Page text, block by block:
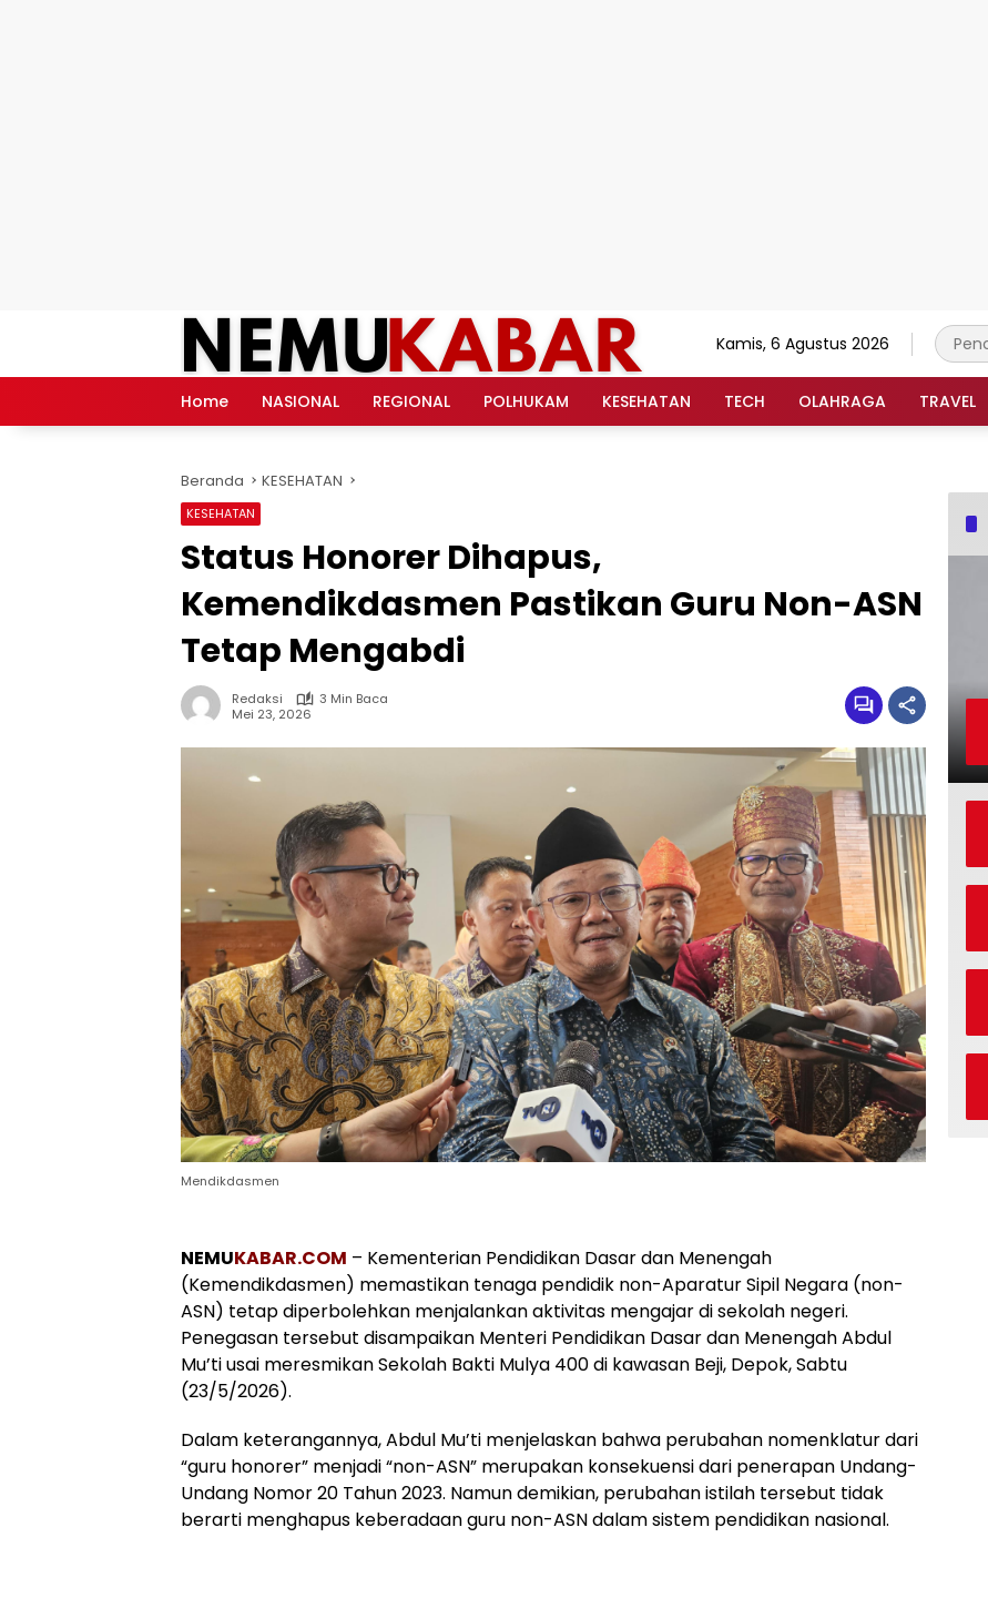
Kamis, 6 Agustus 2026
Home NASIONAL REGIONAL POLHUKAM KESEHATAN TECH OLAHRAGA TRAVEL
Beranda KESEHATAN
KESEHATAN
Status Honorer Dihapus,
Kemendikdasmen Pastikan Guru Non-ASN
Tetap Mengabdi
Redaksi
3 Min Baca
Mei 23, 2026
Mendikdasmen
NEMUKABAR.COM – Kementerian Pendidikan Dasar dan Menengah
(Kemendikdasmen) memastikan tenaga pendidik non-Aparatur Sipil Negara (non-
ASN) tetap diperbolehkan menjalankan aktivitas mengajar di sekolah negeri.
Penegasan tersebut disampaikan Menteri Pendidikan Dasar dan Menengah Abdul
Mu’ti usai meresmikan Sekolah Bakti Mulya 400 di kawasan Beji, Depok, Sabtu
(23/5/2026).
Dalam keterangannya, Abdul Mu’ti menjelaskan bahwa perubahan nomenklatur dari
“guru honorer” menjadi “non-ASN” merupakan konsekuensi dari penerapan Undang-
Undang Nomor 20 Tahun 2023. Namun demikian, perubahan istilah tersebut tidak
berarti menghapus keberadaan guru non-ASN dalam sistem pendidikan nasional.